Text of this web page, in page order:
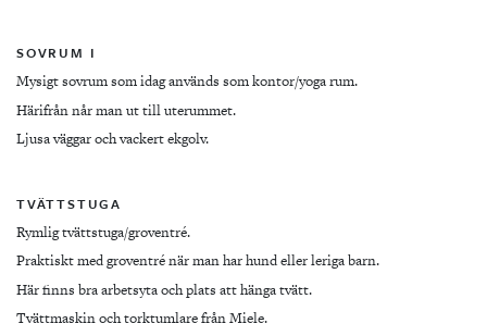
SOVRUM I
Mysigt sovrum som idag används som kontor/yoga rum.
Härifrån når man ut till uterummet.
Ljusa väggar och vackert ekgolv.
TVÄTTSTUGA
Rymlig tvättstuga/groventré.
Praktiskt med groventré när man har hund eller leriga barn.
Här finns bra arbetsyta och plats att hänga tvätt.
Tvättmaskin och torktumlare från Miele.